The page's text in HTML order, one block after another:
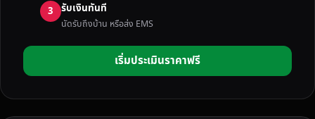
อุ
ช
ธ
3 รับเงินทันที
นัดรับถึงบ้าน หรือส่ง EMS
เริ่มประเมินราคาฟรี